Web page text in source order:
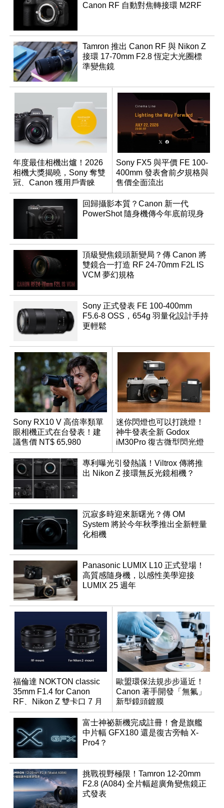
Canon RF 自動對焦轉接環 M2RF
Tamron 推出 Canon RF 與 Nikon Z
接環 17-70mm F2.8 恆定大光圈標
準變焦鏡
年度最佳相機出爐！2026
相機大獎揭曉，Sony 奪雙
冠、Canon 獲用戶青睞
Sony FX5 與平價 FE 100-
400mm 發表會前夕規格與
售價全面流出
回歸攝影本質？Canon 新一代
PowerShot 隨身機傳今年底前現身
頂級變焦鏡頭新變局？傳 Canon 將
雙鏡合一打造 RF 24-70mm F2L IS
VCM 夢幻規格
Sony 正式發表 FE 100-400mm
F5.6-8 OSS，654g 羽量化設計手持
更輕鬆
Sony RX10 V 高倍率類單
眼相機正式在台發表！建
議售價 NT$ 65,980
迷你閃燈也可以打跳燈！
神牛發表全新 Godox
iM30Pro 復古微型閃光燈
專利曝光引發熱議！Viltrox 傳將推
出 Nikon Z 接環無反光鏡相機？
沉寂多時迎來新曙光？傳 OM
System 將於今年秋季推出全新輕量
化相機
Panasonic LUMIX L10 正式登場！
高質感隨身機，以感性美學迎接
LUMIX 25 週年
福倫達 NOKTON classic
35mm F1.4 for Canon
RF、Nikon Z 雙卡口 7 月
同步登台
歐盟環保法規步步逼近！
Canon 著手開發「無氟」
新型鏡頭鍍膜
富士神祕新機完成註冊！會是旗艦
中片幅 GFX180 還是復古旁軸 X-
Pro4？
挑戰視野極限！Tamron 12-20mm
F2.8 (A084) 全片幅超廣角變焦鏡正
式發表